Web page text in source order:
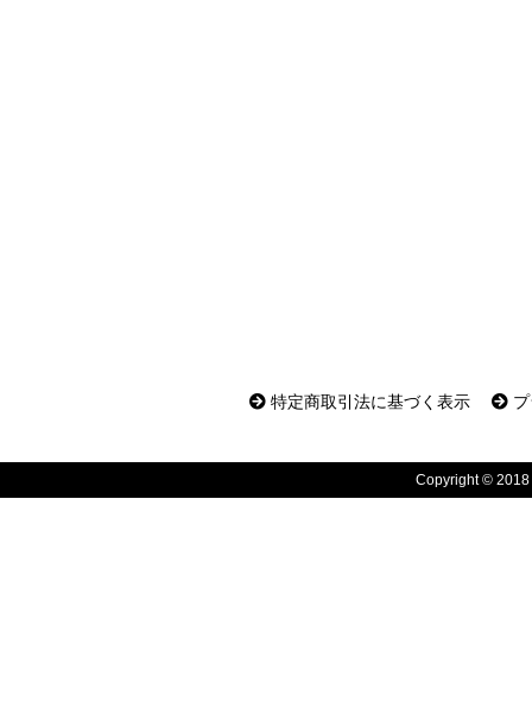
特定商取引法に基づく表示
Copyright © 2018